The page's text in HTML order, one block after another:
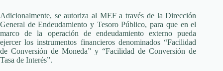
Adicionalmente, se autoriza al MEF a través de la Dirección
General de Endeudamiento y Tesoro Público, para que en el
marco de la operación de endeudamiento externo pueda
ejercer los instrumentos financieros denominados “Facilidad
de Conversión de Moneda” y “Facilidad de Conversión de
Tasa de Interés”.